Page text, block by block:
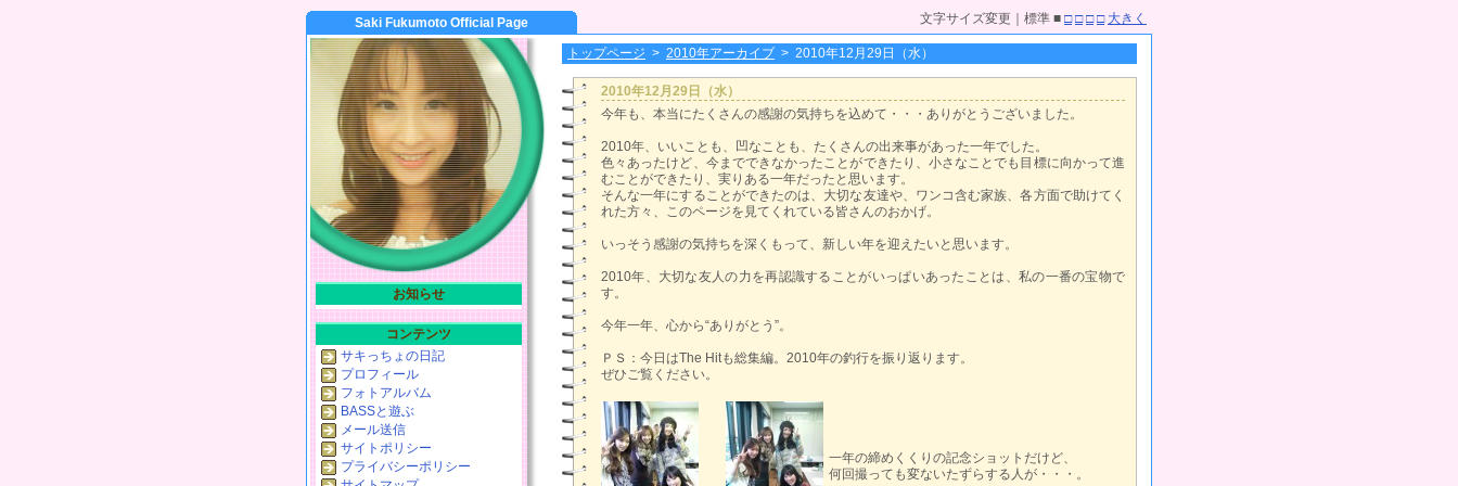
Saki Fukumoto Official Page 文字サイズ変更｜標準 ■ □ □ □ □ 大きく
トップページ > 2010年アーカイブ > 2010年12月29日（水）
2010年12月29日（水）
今年も、本当にたくさんの感謝の気持ちを込めて・・・ありがとうございました。
2010年、いいことも、凹なことも、たくさんの出来事があった一年でした。
色々あったけど、今までできなかったことができたり、小さなことでも目標に向かって進
むことができたり、実りある一年だったと思います。
そんな一年にすることができたのは、大切な友達や、ワンコ含む家族、各方面で助けてく
れた方々、このページを見てくれている皆さんのおかげ。
いっそう感謝の気持ちを深くもって、新しい年を迎えたいと思います。
2010年、大切な友人の力を再認識することがいっぱいあったことは、私の一番の宝物で
す。
今年一年、心から“ありがとう”。
ＰＳ：今日はThe Hitも総集編。2010年の釣行を振り返ります。
ぜひご覧ください。
一年の締めくくりの記念ショットだけど、
何回撮っても変ないたずらする人が・・・。
お知らせ
コンテンツ
サキっちょの日記
プロフィール
フォトアルバム
BASSと遊ぶ
メール送信
サイトポリシー
プライバシーポリシー